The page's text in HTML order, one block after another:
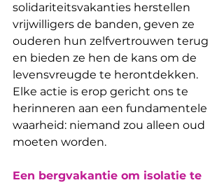
solidariteitsvakanties herstellen
vrijwilligers de banden, geven ze
ouderen hun zelfvertrouwen terug
en bieden ze hen de kans om de
levensvreugde te herontdekken.
Elke actie is erop gericht ons te
herinneren aan een fundamentele
waarheid: niemand zou alleen oud
moeten worden.
Een bergvakantie om isolatie te